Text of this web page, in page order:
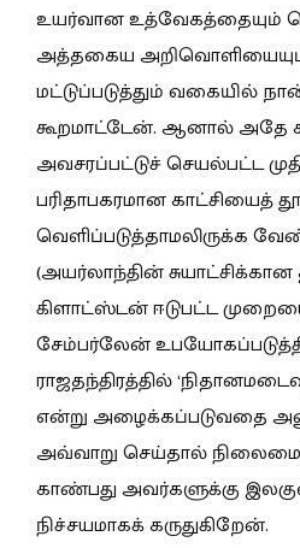
உயர்வான உத்வேகத்தையும்
அத்தகைய
மட்டுப்படுத்தும் வகையில்
கூறமாட்டேன். ஆனால் அதே
அவசரப்பட்டுச் செயல்பட்ட
பரிதாபகரமான காட்சியைத்
வெளிப்படுத்தாமலிருக்க
(அயர்லாந்தின் சுயாட்சிக்கான
கிளாட்ஸ்டன் ஈடுபட்ட
சேம்பர்லேன்
ராஜதந்திரத்தில்
என்று அழைக்கப்படுவதை
அவ்வாறு செய்தால்
காண்பது அவர்களுக்கு
நிச்சயமாகக் கருதுகிறேன்.